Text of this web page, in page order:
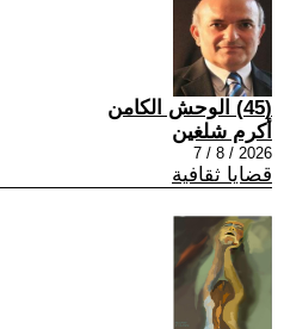
(45) الوحش الكامن
أكرم شلغين
2026 / 8 / 7
قضايا ثقافية